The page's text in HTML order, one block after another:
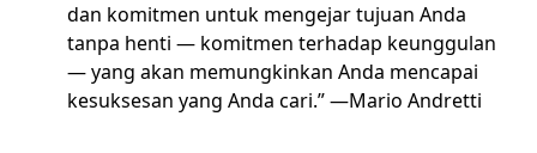
dan komitmen untuk mengejar tujuan Anda
tanpa henti — komitmen terhadap keunggulan
— yang akan memungkinkan Anda mencapai
kesuksesan yang Anda cari.” —Mario Andretti